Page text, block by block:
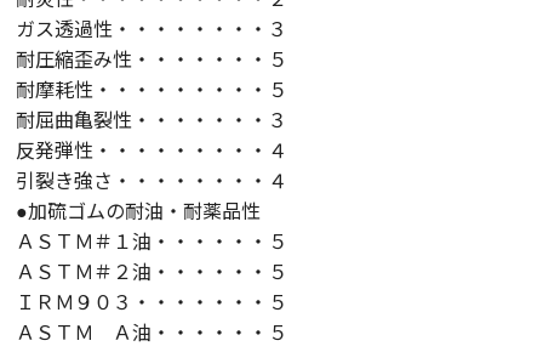
ガス透過性・・・・・・・・３
耐圧縮歪み性・・・・・・・５
耐摩耗性・・・・・・・・・５
耐屈曲亀裂性・・・・・・・３
反発弾性・・・・・・・・・４
引裂き強さ・・・・・・・・４
●加硫ゴムの耐油・耐薬品性
ＡＳＴＭ＃１油・・・・・・５
ＡＳＴＭ＃２油・・・・・・５
ＩＲＭ９０３・・・・・・・５
ＡＳＴＭ Ａ油・・・・・・５